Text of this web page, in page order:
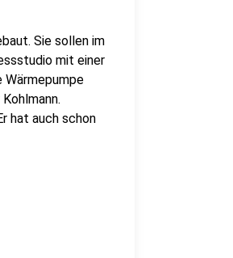
Sie sollen im
mit einer
Wärmepumpe
hat auch schon